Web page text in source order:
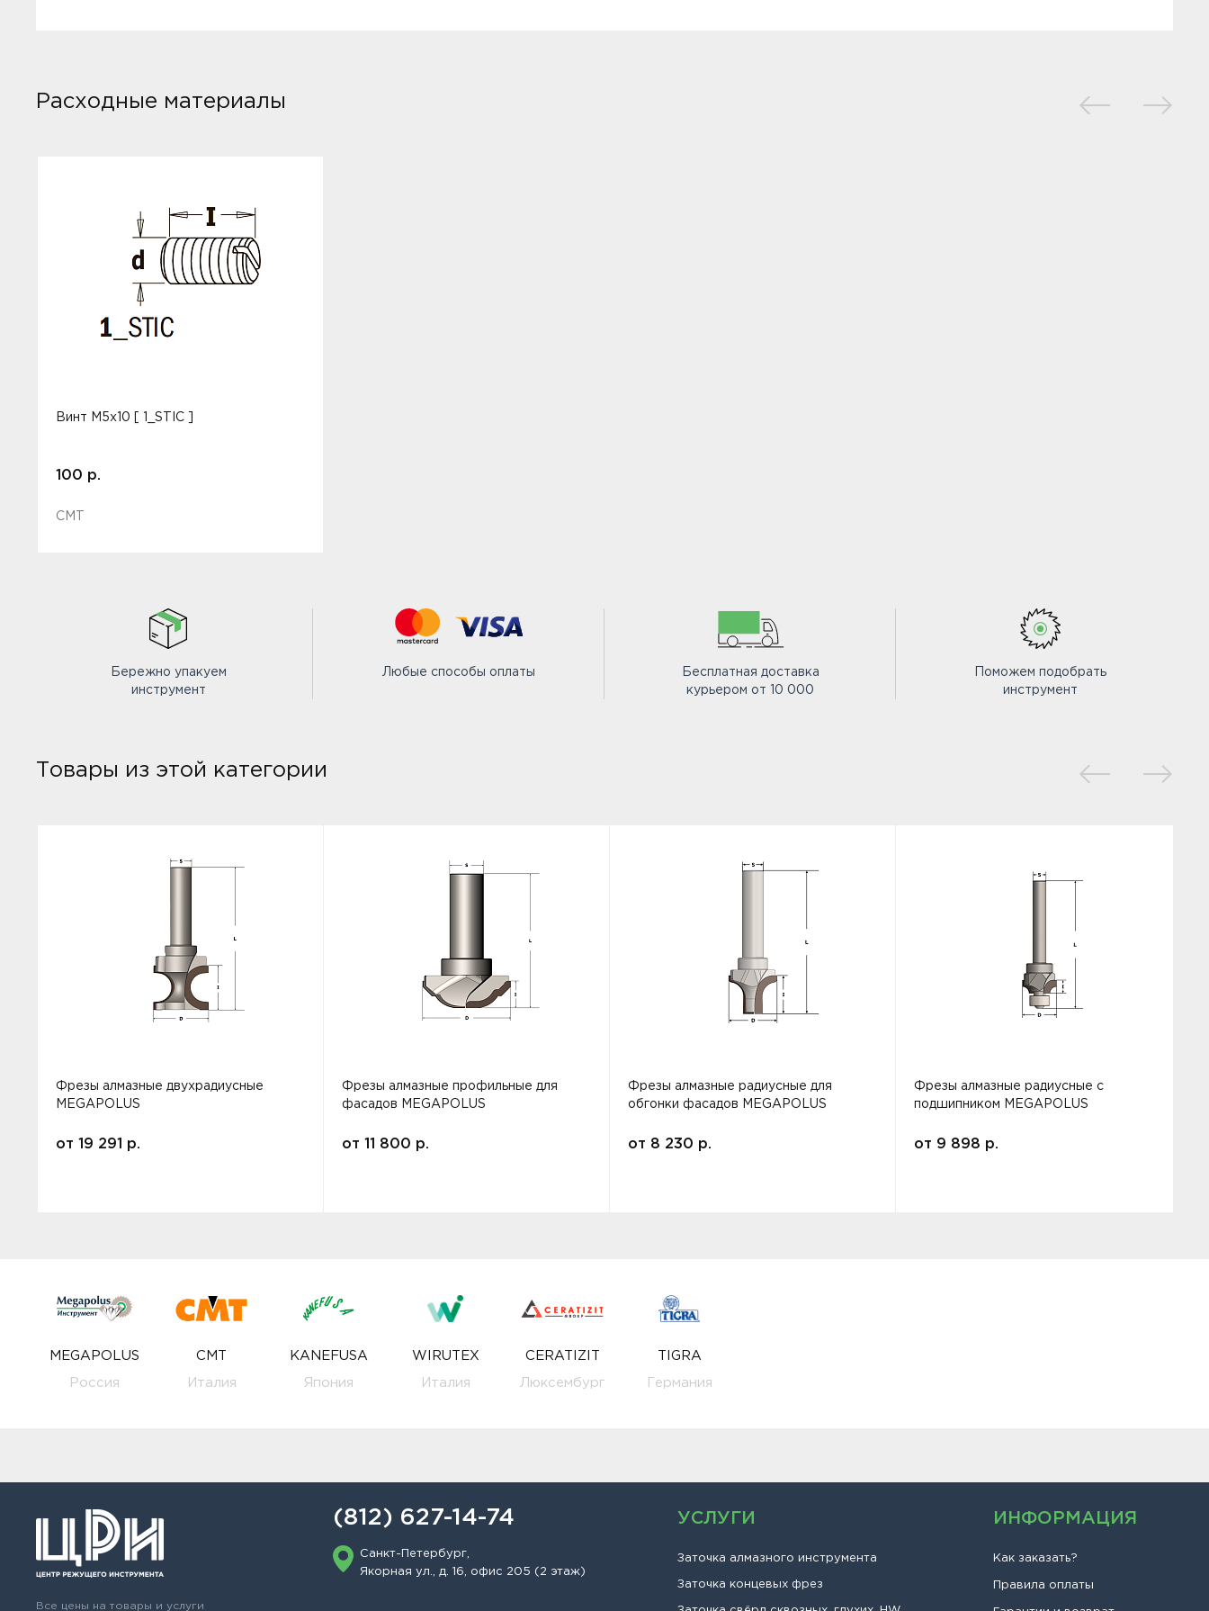
Расходные материалы
Винт M5x10 [ 1_STIC ]
100 р.
CMT
Бережно упакуем
инструмент
Любые способы оплаты
Бесплатная доставка
курьером от 10 000
Поможем подобрать
инструмент
Товары из этой категории
Фрезы алмазные двухрадиусные
MEGAPOLUS
от 19 291 р.
Фрезы алмазные профильные для
фасадов MEGAPOLUS
от 11 800 р.
Фрезы алмазные радиусные для
обгонки фасадов MEGAPOLUS
от 8 230 р.
Фрезы алмазные радиусные с
подшипником MEGAPOLUS
от 9 898 р.
MEGAPOLUS
Россия
CMT
Италия
KANEFUSA
Япония
WIRUTEX
Италия
CERATIZIT
Люксембург
TIGRA
Германия
Все цены на товары и услуги
(812) 627-14-74
Санкт-Петербург,
Якорная ул., д. 16, офис 205 (2 этаж)
УСЛУГИ
Заточка алмазного инструмента
Заточка концевых фрез
ИНФОРМАЦИЯ
Как заказать?
Правила оплаты